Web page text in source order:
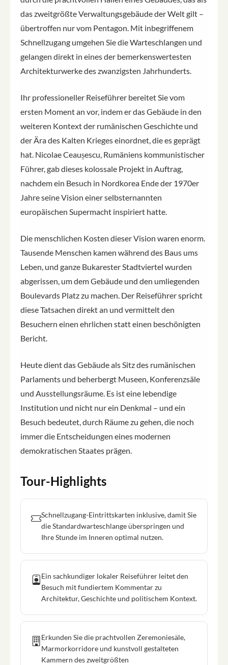
das zweitgrößte Verwaltungsgebäude der Welt gilt –
übertroffen nur vom Pentagon. Mit inbegriffenem
Schnellzugang umgehen Sie die Warteschlangen und
gelangen direkt in eines der bemerkenswertesten
Architekturwerke des zwanzigsten Jahrhunderts.
Ihr professioneller Reiseführer bereitet Sie vom
ersten Moment an vor, indem er das Gebäude in den
weiteren Kontext der rumänischen Geschichte und
der Ära des Kalten Krieges einordnet, die es geprägt
hat. Nicolae Ceaușescu, Rumäniens kommunistischer
Führer, gab dieses kolossale Projekt in Auftrag,
nachdem ein Besuch in Nordkorea Ende der 1970er
Jahre seine Vision einer selbsternannten
europäischen Supermacht inspiriert hatte.
Die menschlichen Kosten dieser Vision waren enorm.
Tausende Menschen kamen während des Baus ums
Leben, und ganze Bukarester Stadtviertel wurden
abgerissen, um dem Gebäude und den umliegenden
Boulevards Platz zu machen. Der Reiseführer spricht
diese Tatsachen direkt an und vermittelt den
Besuchern einen ehrlichen statt einen beschönigten
Bericht.
Heute dient das Gebäude als Sitz des rumänischen
Parlaments und beherbergt Museen, Konferenzsäle
und Ausstellungsräume. Es ist eine lebendige
Institution und nicht nur ein Denkmal – und ein
Besuch bedeutet, durch Räume zu gehen, die noch
immer die Entscheidungen eines modernen
demokratischen Staates prägen.
Tour-Highlights
Schnellzugang-Eintrittskarten inklusive, damit Sie
die Standardwarteschlange überspringen und
Ihre Stunde im Inneren optimal nutzen.
Ein sachkundiger lokaler Reiseführer leitet den
Besuch mit fundiertem Kommentar zu
Architektur, Geschichte und politischem Kontext.
Erkunden Sie die prachtvollen Zeremoniesäle,
Marmorkorridore und kunstvoll gestalteten
Kammern des zweitgrößten